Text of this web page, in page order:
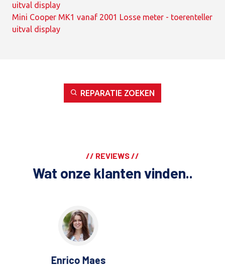
uitval display
Mini Cooper MK1 vanaf 2001 Losse meter - toerenteller
uitval display
REPARATIE ZOEKEN
// REVIEWS //
Wat onze klanten vinden..